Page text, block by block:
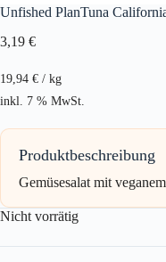
Unfished PlanTuna
3,19 €
19,94 € / kg
inkl. 7 % MwSt.
Produktbeschreibung
Gemüsesalat mit
Nicht vorrätig